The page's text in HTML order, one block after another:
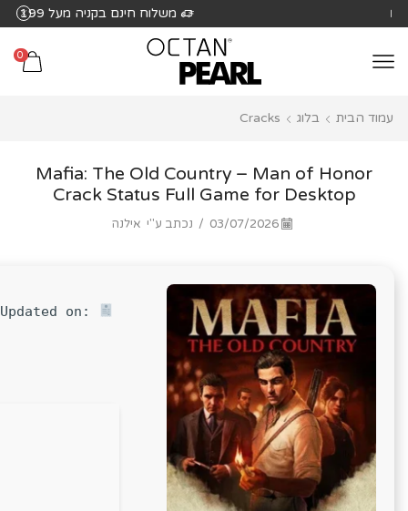
שִׂים
לֵב:
בְּאֲתָר
מַעֲרֶכֶת
בִּקְלִיק
הַמְּסַיַּעַת
משלוח חינם בקניה מעל 199 ₪
0
עמוד הבית בלוג Cracks
Mafia: The Old Country – Man of Honor
Crack Status Full Game for Desktop
03/07/2026
/ נכתב ע"י אילנה
on: